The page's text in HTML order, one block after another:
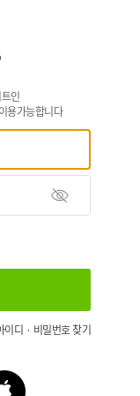
인
용가능합니다
이디 · 비밀번호 찾기